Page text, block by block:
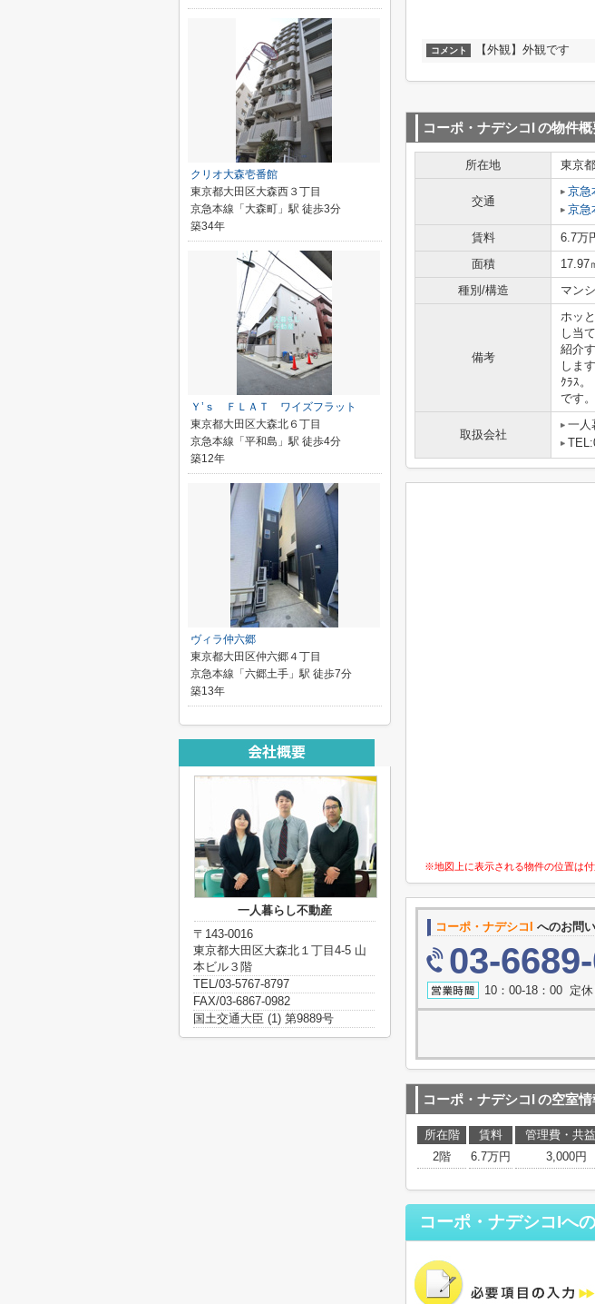
コメント 【外観】外観です
コーポ・ナデシコI の物件概
所在地 東京都
交通
京急
京急
賃料 6.7万
面積
17.97
種別/構造
マン
備考
ホッ
し当
紹介
しま
ｸﾗｽ
です。
取扱会社
一人
※地図上に表示される物件の位置は
コーポ・ナデシコI へのお問
03-
10：00-18：00 定
コーポ・ナデシコI の空室情
所在階 賃料 管理費・共
2階
6.7万円 3,000円
コーポ・ナデシコIへ
クリオ大森壱番館
東京都大田区大森西３丁目
京急本線「大森町」駅 徒歩3分
築34年
Ｙ’ｓ ＦＬＡＴ ワイズフラット
東京都大田区大森北６丁目
京急本線「平和島」駅 徒歩4分
築12年
ヴィラ仲六郷
東京都大田区仲六郷４丁目
京急本線「六郷土手」駅 徒歩7分
築13年
一人暮らし不動産
〒143-0016
東京都大田区大森北１丁目4-5 山
本ビル３階
TEL/03-5767-8797
FAX/03-6867-0982
国土交通大臣 (1) 第9889号